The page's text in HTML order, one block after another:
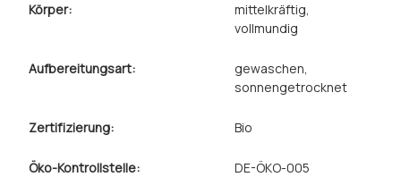
Körper: mittelkräftig,
vollmundig
Aufbereitungsart: gewaschen,
sonnengetrocknet
Zertifizierung: Bio
Öko-Kontrollstelle: DE-ÖKO-005